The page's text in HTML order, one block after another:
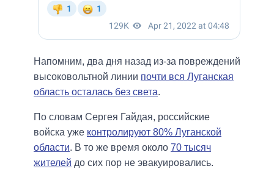
Напомним, два дня назад из-за повреждений
высоковольтной линии почти вся Луганская
область осталась без света.
По словам Сергея Гайдая, российские
войска уже контролируют 80% Луганской
области. В то же время около 70 тысяч
жителей до сих пор не эвакуировались.